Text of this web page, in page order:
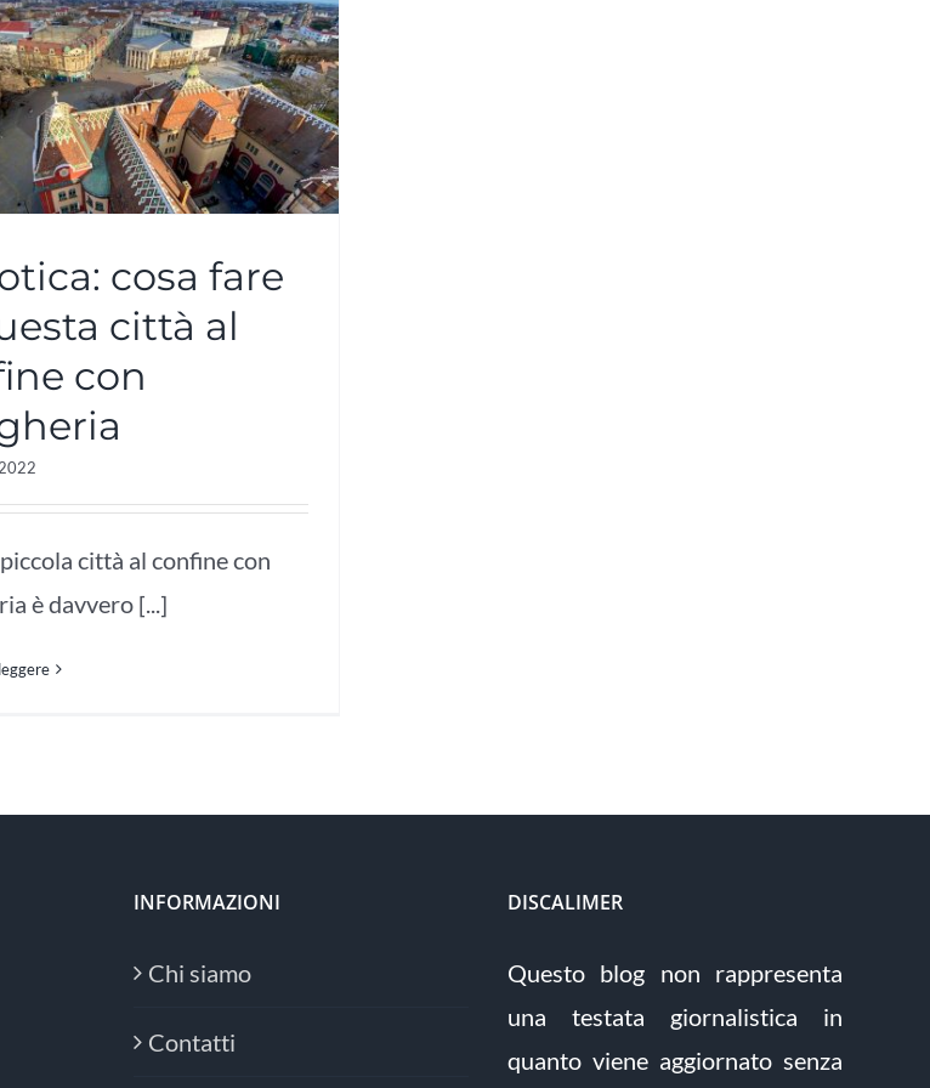
cosa fare
città al
con
città al confine con
è davvero [...]
INFORMAZIONI
Chi siamo
Contatti
DISCALIMER
Questo blog non rappresenta
una testata giornalistica in
quanto viene aggiornato senza